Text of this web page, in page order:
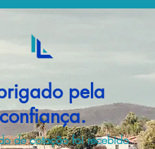
pela
de cotação foi recebido